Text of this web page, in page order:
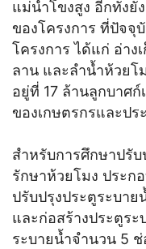
แม่น้ำโขงสูง อีกทั้งยั
ของโครงการ ที่ปัจ
โครงการ ได้แก่ อ่าง
ลาน และลำน้ำห้วยโ
อยู่ที่ 17 ล้านลูกบาศก์
ของเกษตรกรและป
สำหรับการศึกษาปรับ
รักษาห้วยโมง ประก
ปรับปรุงประตูระบา
และก่อสร้างประตูร
ระบายน้ำจำนวน 5